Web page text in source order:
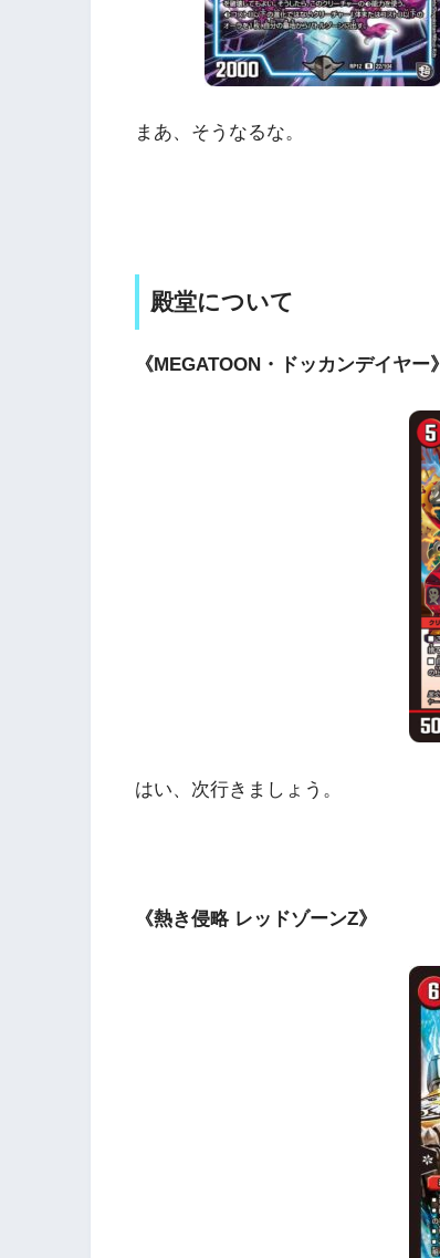
まあ、そうなるな。
殿堂について
《MEGATOON・ドッカンデイヤー》
はい、次行きましょう。
《熱き侵略 レッドゾーンZ》